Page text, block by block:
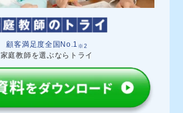
顧客満足度全国No.1 ※2
家庭教師を選ぶならトライ